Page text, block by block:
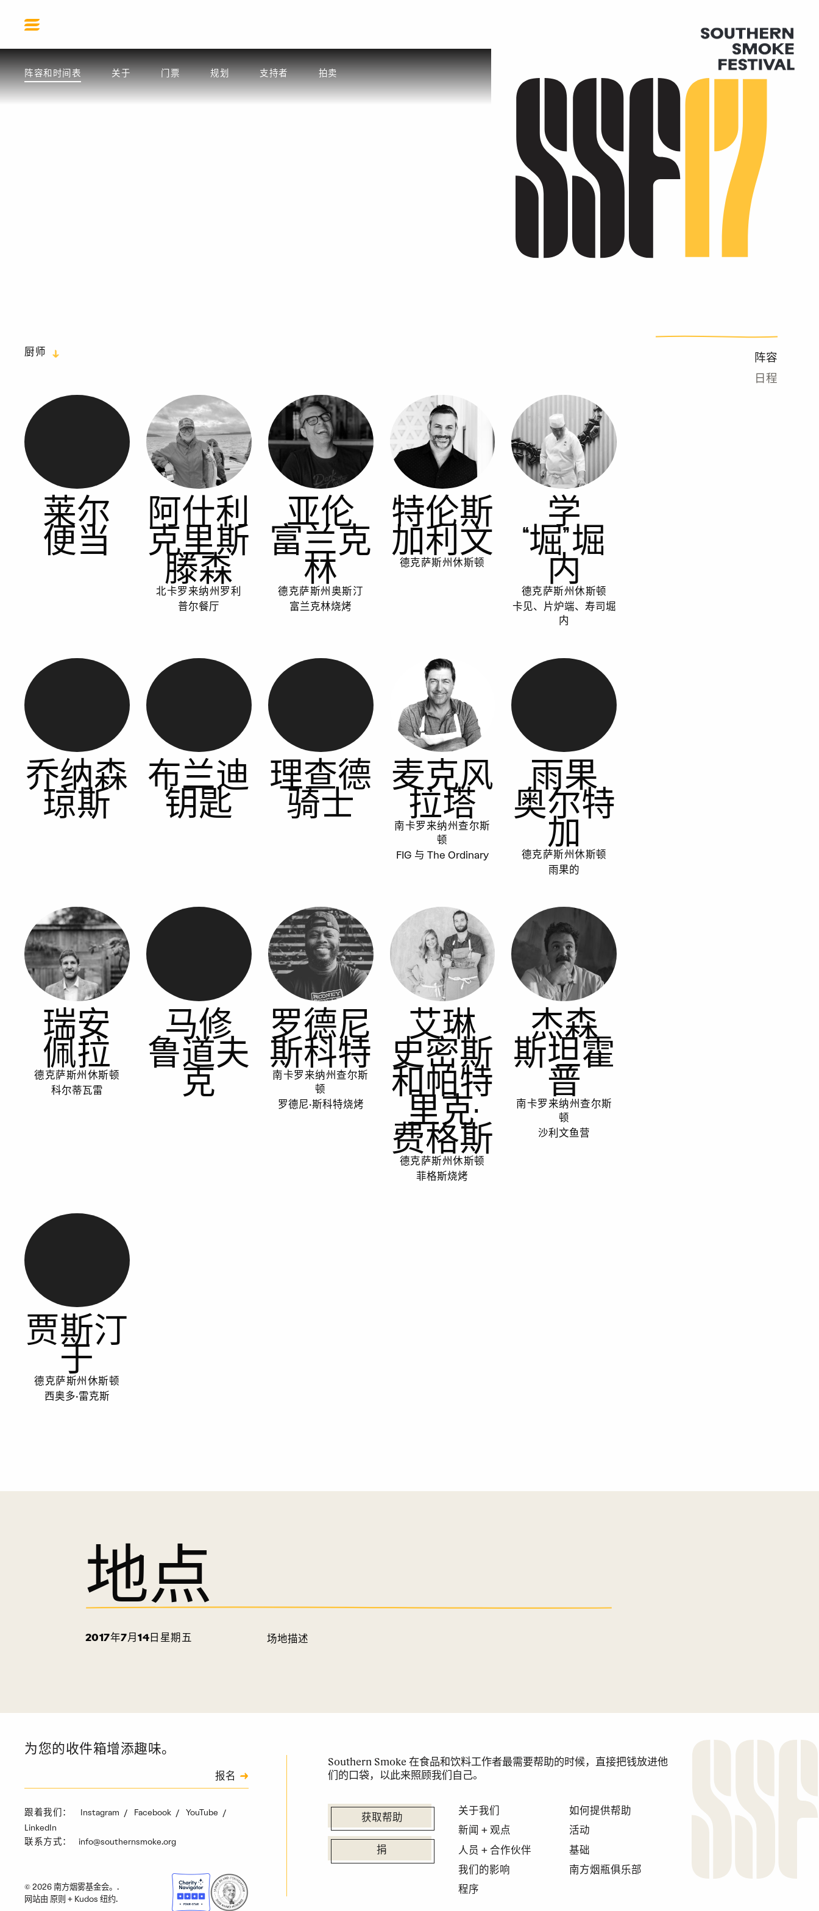
2017 年 SSF
阵容和时间表 关于 门票 规划 支持者 拍卖
阵容
日程
厨师
莱尔
便当
阿什利
克里斯
滕森
北卡罗来纳州罗利
普尔餐厅
亚伦
富兰克
林
德克萨斯州奥斯汀
富兰克林烧烤
特伦斯
加利文
德克萨斯州休斯顿
学
“堀” 堀
内
德克萨斯州休斯顿
卡见、片炉端、寿司堀
内
乔纳森
琼斯
布兰迪
钥匙
理查德
骑士
麦克风
拉塔
南卡罗来纳州查尔斯
顿
FIG 与 The Ordinary
雨果
奥尔特
加
德克萨斯州休斯顿
雨果的
瑞安
佩拉
德克萨斯州休斯顿
科尔蒂瓦雷
马修
鲁道夫
克
罗德尼
斯科特
南卡罗来纳州查尔斯
顿
罗德尼·斯科特烧烤
艾琳
史密斯
和帕特
里克·
费格斯
德克萨斯州休斯顿
菲格斯烧烤
杰森
斯坦霍
普
南卡罗来纳州查尔斯
顿
沙利文鱼营
贾斯汀
于
德克萨斯州休斯顿
西奥多·雷克斯
地点
2017年7月14日星期五 场地描述
Southern Smoke 在食品和饮料工作者最需要帮助的时候，直接把钱放进他
们的口袋，以此来照顾我们自己。
获取帮助
捐
关于我们
新闻 + 观点
人员 + 合作伙伴
我们的影响
程序
如何提供帮助
活动
基础
南方烟瓶俱乐部
为您的收件箱增添趣味。
验证码
报名
跟着我们： Instagram Facebook
YouTube
LinkedIn
联系方式： info@southernsmoke.org
© 2026 南方烟雾基金会。.
网站由 原则 + Kudos 纽约.